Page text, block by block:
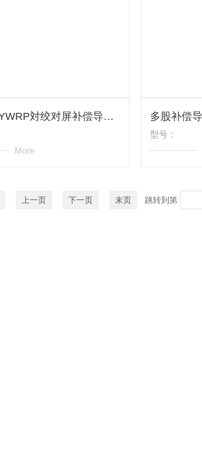
KX-GB-YWRP対绞对屏补偿导线5Ω线路电阻
More
型号：
上一页 下一页 末页 跳转到第